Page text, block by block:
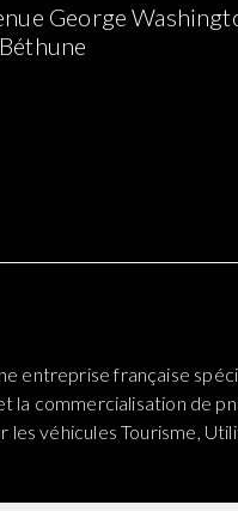
George
entreprise française
la commercialisation de
les véhicules Tourisme,